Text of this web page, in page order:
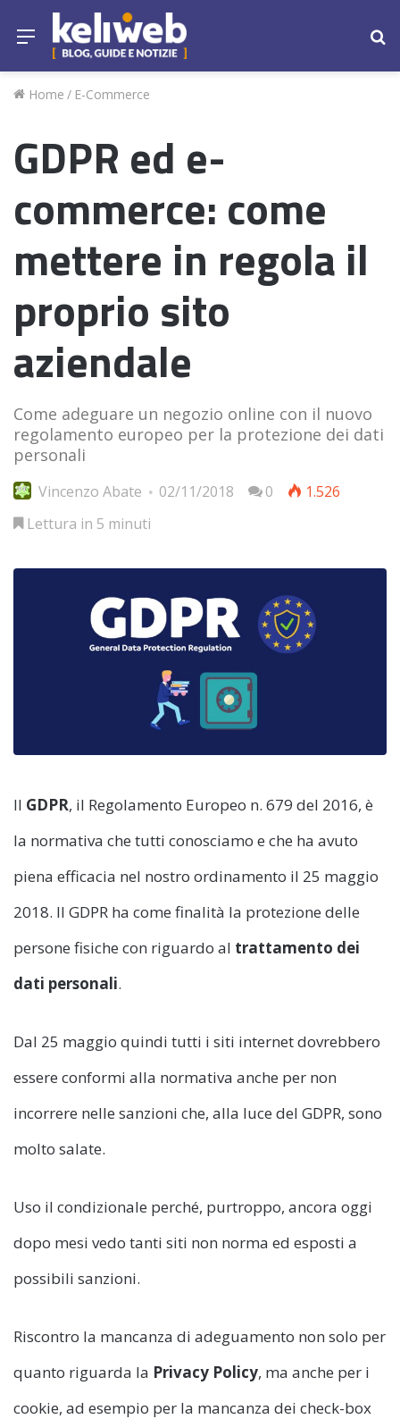
Menu
Home / E-Commerce
GDPR ed e-
commerce: come
mettere in regola il
proprio sito
aziendale
Come adeguare un negozio online con il nuovo
regolamento europeo per la protezione dei dati
personali
Vincenzo Abate 02/11/2018 0
1.526
Lettura in 5 minuti
Il GDPR, il Regolamento Europeo n. 679 del 2016, è
la normativa che tutti conosciamo e che ha avuto
piena efficacia nel nostro ordinamento il 25 maggio
2018. Il GDPR ha come finalità la protezione delle
persone fisiche con riguardo al trattamento dei
dati personali.
Dal 25 maggio quindi tutti i siti internet dovrebbero
essere conformi alla normativa anche per non
incorrere nelle sanzioni che, alla luce del GDPR, sono
molto salate.
Uso il condizionale perché, purtroppo, ancora oggi
dopo mesi vedo tanti siti non norma ed esposti a
possibili sanzioni.
Riscontro la mancanza di adeguamento non solo per
quanto riguarda la Privacy Policy, ma anche per i
cookie, ad esempio per la mancanza dei check-box